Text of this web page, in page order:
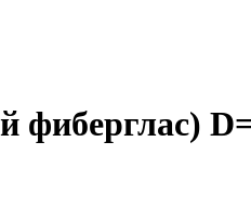
фиберглас)